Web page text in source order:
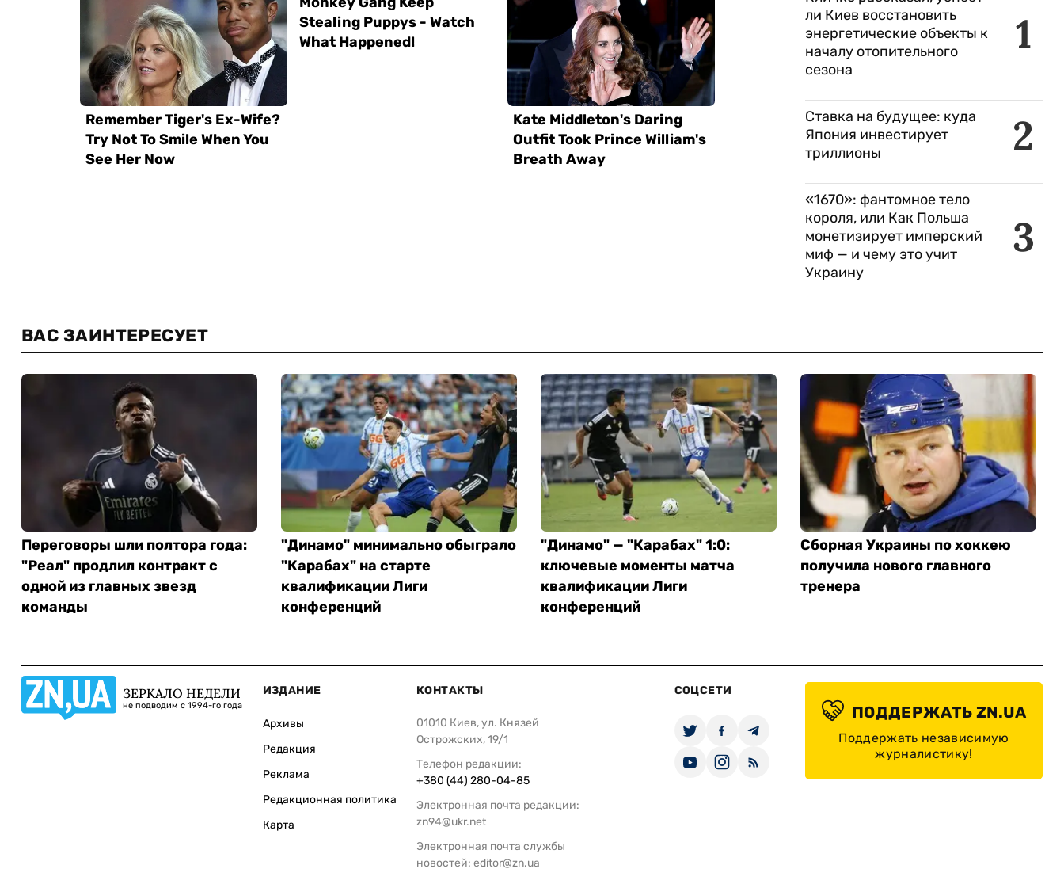
1
ли Киев восстановить
энергетические объекты к
началу отопительного
сезона
2
Ставка на будущее: куда
Япония инвестирует
триллионы
3
«1670»: фантомное тело
короля, или Как Польша
монетизирует имперский
миф — и чему это учит
Украину
ВАС ЗАИНТЕРЕСУЕТ
Переговоры шли полтора года:
"Реал" продлил контракт с
одной из главных звезд
команды
"Динамо" минимально обыграло
"Карабах" на старте
квалификации Лиги
конференций
"Динамо" — "Карабах" 1:0:
ключевые моменты матча
квалификации Лиги
конференций
Сборная Украины по хоккею
получила нового главного
тренера
ЗЕРКАЛО НЕДЕЛИ
не подводим с 1994-го года
ИЗДАНИЕ
Архивы
Редакция
Реклама
Редакционная политика
Карта
КОНТАКТЫ
01010 Киев, ул. Князей
Острожских, 19/1
Телефон редакции:
+380 (44) 280-04-85
Электронная почта редакции:
zn94@ukr.net
Электронная почта службы
новостей: editor@zn.ua
СОЦСЕТИ
ПОДДЕРЖАТЬ ZN.UA
Поддержать независимую
журналистику!